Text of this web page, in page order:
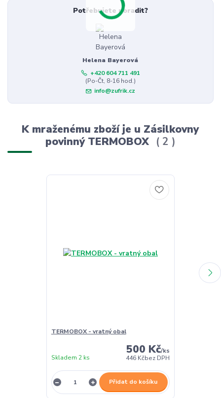
Potřebujete poradit?
Helena Bayerová
+420 604 711 491
(Po-Čt, 8-16 hod.)
info@zufrik.cz
K mraženému zboží je u Zásilkovny
povinný TERMOBOX
2
TERMOBOX - vratný obal
500 Kč/ks
446 Kčbez DPH
Skladem 2 ks
Přidat do košíku